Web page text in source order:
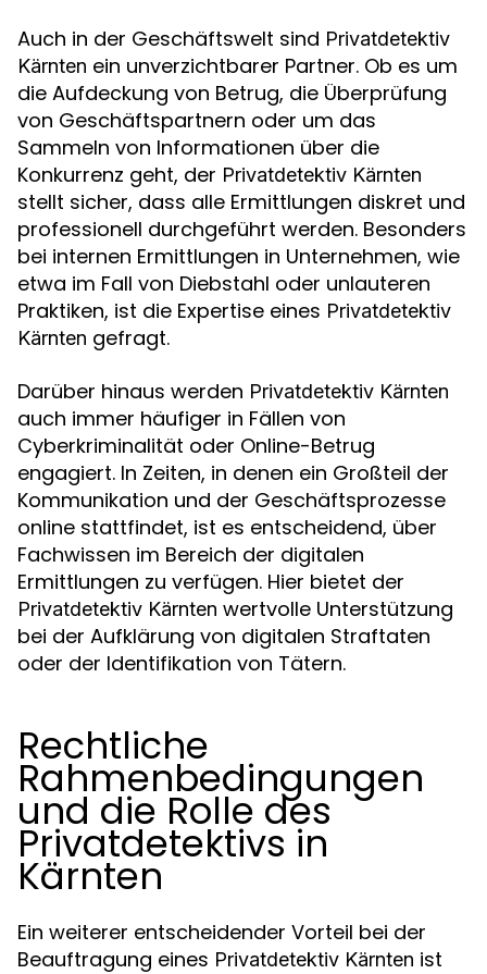
Auch in der Geschäftswelt sind Privatdetektiv
Kärnten ein unverzichtbarer Partner. Ob es um
die Aufdeckung von Betrug, die Überprüfung
von Geschäftspartnern oder um das
Sammeln von Informationen über die
Konkurrenz geht, der Privatdetektiv Kärnten
stellt sicher, dass alle Ermittlungen diskret und
professionell durchgeführt werden. Besonders
bei internen Ermittlungen in Unternehmen, wie
etwa im Fall von Diebstahl oder unlauteren
Praktiken, ist die Expertise eines Privatdetektiv
Kärnten gefragt.
Darüber hinaus werden Privatdetektiv Kärnten
auch immer häufiger in Fällen von
Cyberkriminalität oder Online-Betrug
engagiert. In Zeiten, in denen ein Großteil der
Kommunikation und der Geschäftsprozesse
online stattfindet, ist es entscheidend, über
Fachwissen im Bereich der digitalen
Ermittlungen zu verfügen. Hier bietet der
Privatdetektiv Kärnten wertvolle Unterstützung
bei der Aufklärung von digitalen Straftaten
oder der Identifikation von Tätern.
Rechtliche
Rahmenbedingungen
und die Rolle des
Privatdetektivs in
Kärnten
Ein weiterer entscheidender Vorteil bei der
Beauftragung eines Privatdetektiv Kärnten ist